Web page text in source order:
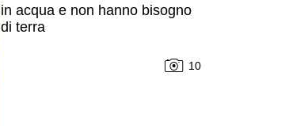
in acqua e non hanno bisogno
di terra
10